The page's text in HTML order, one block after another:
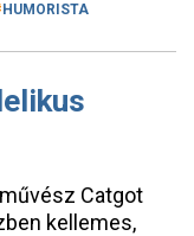
HUMORISTA
Catgot
kellemes,